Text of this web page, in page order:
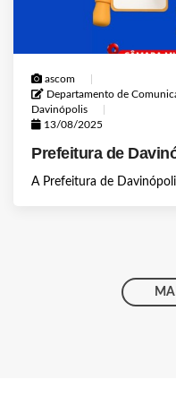
ascom
Departamento de
Davinópolis
13/08/2025
Prefeitura de
A Prefeitura de